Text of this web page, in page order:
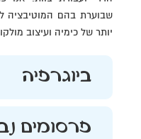
שבוערת בהם המוטיבציה
יותר של כימיה ועיצוב
ביוגרפיה
פרסומים